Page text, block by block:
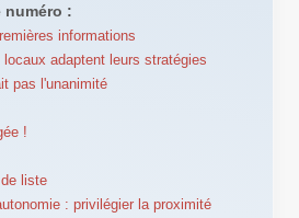
numéro :
informations
adaptent leurs stratégies
pas l'unanimité
!
liste
: privilégier la proximité